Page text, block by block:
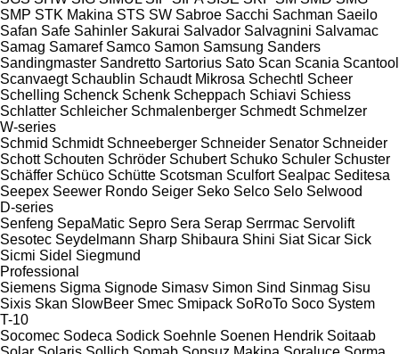
SMP STK Makina STS SW Sabroe Sacchi Sachman Saeilo
Safan Safe Sahinler Sakurai Salvador Salvagnini Salvamac
Samag Samaref Samco Samon Samsung Sanders
Sandingmaster Sandretto Sartorius Sato Scan Scania Scantool
Scanvaegt Schaublin Schaudt Mikrosa Schechtl Scheer
Schelling Schenck Schenk Scheppach Schiavi Schiess
Schlatter Schleicher Schmalenberger Schmedt Schmelzer
W-series
Schmid Schmidt Schneeberger Schneider Senator Schneider
Schott Schouten Schröder Schubert Schuko Schuler Schuster
Schäffer Schüco Schütte Scotsman Sculfort Sealpac Seditesa
Seepex Seewer Rondo Seiger Seko Selco Selo Selwood
D-series
Senfeng SepaMatic Sepro Sera Serap Serrmac Servolift
Sesotec Seydelmann Sharp Shibaura Shini Siat Sicar Sick
Sicmi Sidel Siegmund
Professional
Siemens Sigma Signode Simasv Simon Sind Sinmag Sisu
Sixis Skan SlowBeer Smec Smipack SoRoTo Soco System
T-10
Socomec Sodeca Sodick Soehnle Soenen Hendrik Soitaab